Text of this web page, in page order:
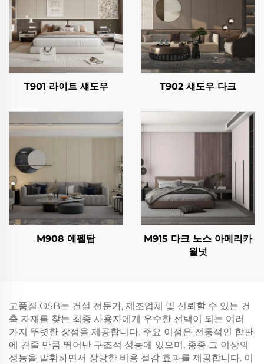
T901 라이트 섀도우 T902 섀도우 다크
M908 에펠탑
M915 다크 노스 아메리카
월넛
고품질 OSB는 건설 전문가, 제조업체 및 신뢰할 수 있는 건
축 자재를 찾는 최종 사용자에게 우수한 선택이 되는 여러
가지 뚜렷한 장점을 제공합니다. 주요 이점은 전통적인 합판
에 견줄 만큼 뛰어난 구조적 성능에 있으며, 종종 그 이상의
성능을 발휘하면서 상당한 비용 절감 효과를 제공합니다. 이